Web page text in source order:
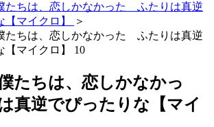
たちは、恋しかなかった ふたりは真逆
マイクロ】
＞
たちは、恋しかなかった ふたりは真逆
【マイクロ】 10
たちは、恋しかなかっ
真逆でぴったりな【マイ